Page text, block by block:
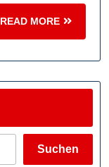
READ MORE
READ
MORE
Suchen